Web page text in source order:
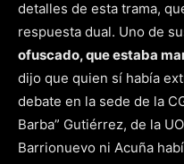
detalles de esta trama,
respuesta dual. Uno de
ofuscado, que estaba
dijo que quien sí había
debate en la sede de la
Barba” Gutiérrez, de la
Barrionuevo ni Acuña